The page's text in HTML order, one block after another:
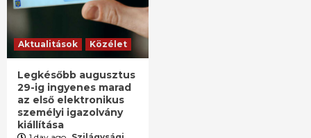
Aktualitások Közélet
Legkésőbb augusztus
29-ig ingyenes marad
az első elektronikus
személyi igazolvány
kiállítása